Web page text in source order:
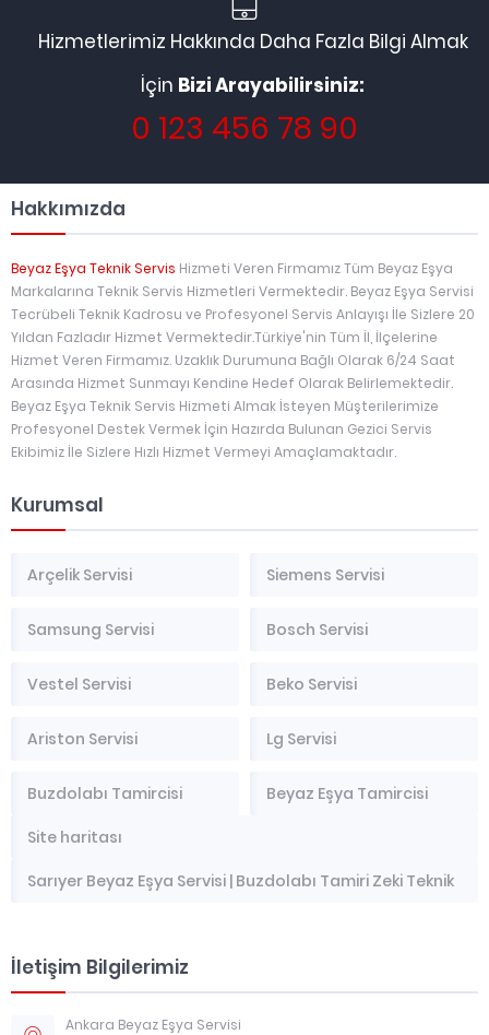
Hizmetlerimiz Hakkında Daha Fazla Bilgi Almak
İçin Bizi Arayabilirsiniz:
0 123 456 78 90
Hakkımızda
Beyaz Eşya Teknik Servis Hizmeti Veren Firmamız Tüm Beyaz Eşya
Markalarına Teknik Servis Hizmetleri Vermektedir. Beyaz Eşya Servisi
Tecrübeli Teknik Kadrosu ve Profesyonel Servis Anlayışı İle Sizlere 20
Yıldan Fazladır Hizmet Vermektedir.Türkiye'nin Tüm İl, İlçelerine
Hizmet Veren Firmamız. Uzaklık Durumuna Bağlı Olarak 6/24 Saat
Arasında Hizmet Sunmayı Kendine Hedef Olarak Belirlemektedir.
Beyaz Eşya Teknik Servis Hizmeti Almak İsteyen Müşterilerimize
Profesyonel Destek Vermek İçin Hazırda Bulunan Gezici Servis
Ekibimiz İle Sizlere Hızlı Hizmet Vermeyi Amaçlamaktadır.
Kurumsal
Arçelik Servisi Siemens Servisi
Samsung Servisi Bosch Servisi
Vestel Servisi Beko Servisi
Ariston Servisi Lg Servisi
Buzdolabı Tamircisi
Beyaz Eşya Tamircisi
Site haritası
Sarıyer Beyaz Eşya Servisi | Buzdolabı Tamiri Zeki Teknik
İletişim Bilgilerimiz
Ankara Beyaz Eşya Servisi